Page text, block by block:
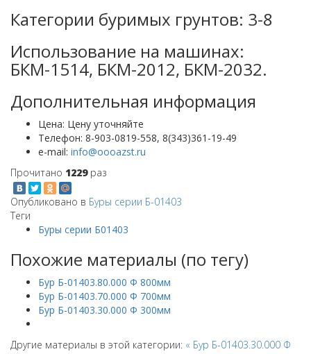
Категории буримых грунтов: 3-8
Использование на машинах:
БКМ-1514, БКМ-2012, БКМ-2032.
Дополнительная информация
Цена: Цену уточняйте
Телефон: 8-903-0819-558, 8(343)361-19-49
e-mail:
Прочитано 1229раз
Опубликовано в Буры серии Б-01403
Теги
Буры серии Б01403
Похожие материалы (по тегу)
Бур Б-01403.80.000 Ф 800мм
Бур Б-01403.70.000 Ф 700мм
Бур Б-01403.30.000 Ф 300мм
Другие материалы в этой категории: « Бур Б-01403.30.000 Ф